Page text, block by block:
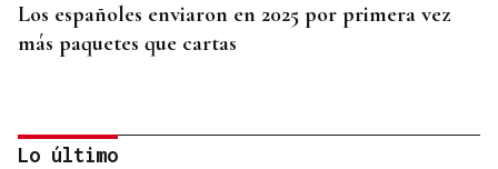
Los españoles enviaron en 2025 por primera vez
más paquetes que cartas
Lo último